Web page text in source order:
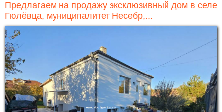
Предлагаем на продажу эксклюзивный дом в селе
Гюлёвца, муниципалитет Несебр,...